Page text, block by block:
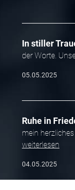
In stiller
der Worte.
05.05.2025
Ruhe in
mein
weiterlesen
04.05.2025